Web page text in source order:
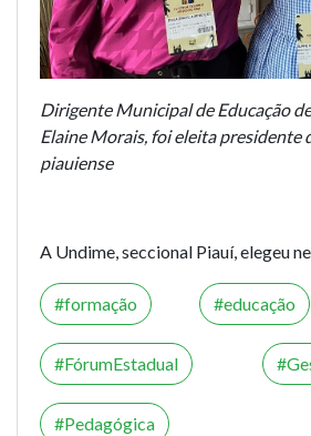
Dirigente Municipal de Educação
Elaine Morais, foi eleita presidente
piauiense
A Undime, seccional Piauí, elegeu
formação educação
FórumEstadual
Pedagógica